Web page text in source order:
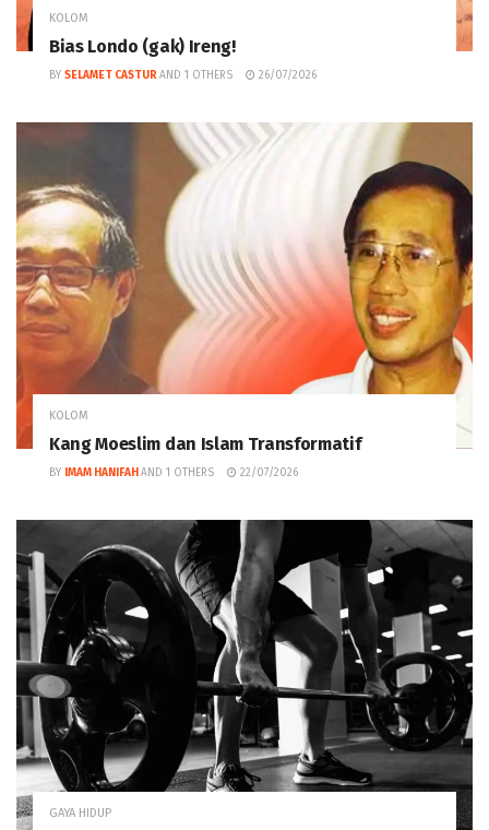
KOLOM
Bias Londo (gak) Ireng!
BY SELAMET CASTUR AND 1 OTHERS 26/07/2026
KOLOM
Kang Moeslim dan Islam Transformatif
BY IMAM HANIFAH AND 1 OTHERS 22/07/2026
GAYA HIDUP